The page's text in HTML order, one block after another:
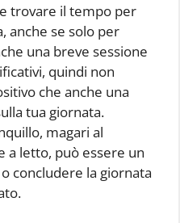
trovare il tempo per
anche se solo per
una breve sessione
quindi non
che anche una
tua giornata.
magari al
a letto, può essere un
concludere la giornata